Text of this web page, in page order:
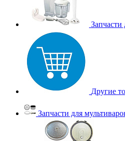
Запчасти
Другие
Запчасти для